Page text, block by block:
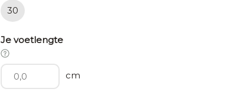
30
Je voetlengte
cm